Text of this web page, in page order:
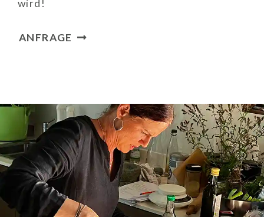
wird!
ANFRAGE